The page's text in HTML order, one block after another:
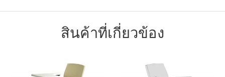
สินค้าที่เกี่ยวข้อง